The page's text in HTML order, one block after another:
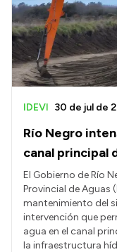
Río Negro
canal principal
IDEVI 30 de jul de
El Gobierno de Río
Provincial de Aguas
mantenimiento del
intervención que
agua en el canal
la infraestructura